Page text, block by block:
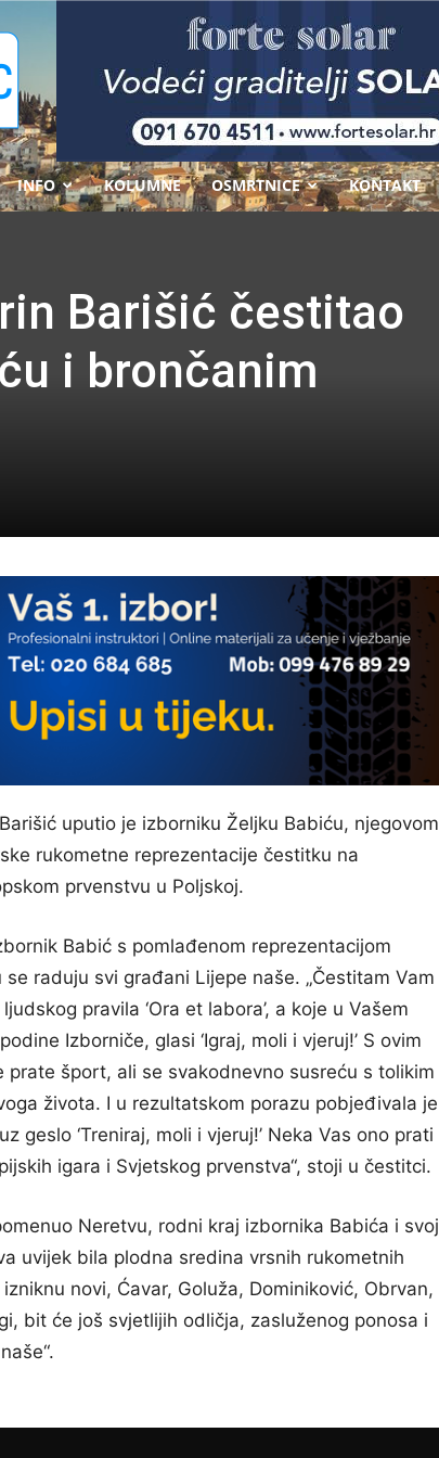
INFO KOLUMNE OSMRTNICE KONTAKT
Barišić čestitao
i brončanim
uputio je izborniku Željku Babiću, njegovom
rukometne reprezentacije čestitku na
prvenstvu u Poljskoj.
Babić s pomlađenom reprezentacijom
raduju svi građani Lijepe naše. „Čestitam Vam
pravila ‘Ora et labora’, a koje u Vašem
Izborniče, glasi ‘Igraj, moli i vjeruj!’ S ovim
šport, ali se svakodnevno susreću s tolikim
života. I u rezultatskom porazu pobjeđivala je
geslo ‘Treniraj, moli i vjeruj!’ Neka Vas ono prati
igara i Svjetskog prvenstva“, stoji u čestitci.
Neretvu, rodni kraj izbornika Babića i svoj
uvijek bila plodna sredina vrsnih rukometnih
novi, Ćavar, Goluža, Dominiković, Obrvan,
bit će još svjetlijih odličja, zasluženog ponosa i